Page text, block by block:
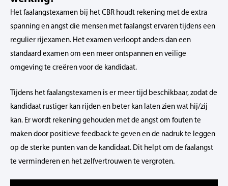
Het faalangstexamen bij het CBR houdt rekening met de extra
spanning en angst die mensen met faalangst ervaren tijdens een
regulier rijexamen. Het examen verloopt anders dan een
standaard examen om een meer ontspannen en veilige
omgeving te creëren voor de kandidaat.
Tijdens het faalangstexamen is er meer tijd beschikbaar, zodat de
kandidaat rustiger kan rijden en beter kan laten zien wat hij/zij
kan. Er wordt rekening gehouden met de angst om fouten te
maken door positieve feedback te geven en de nadruk te leggen
op de sterke punten van de kandidaat. Dit helpt om de faalangst
te verminderen en het zelfvertrouwen te vergroten.